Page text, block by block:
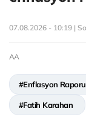
07.08.2026 - 10:19 |
AA
#Enflasyon Raporu
#Fatih Karahan